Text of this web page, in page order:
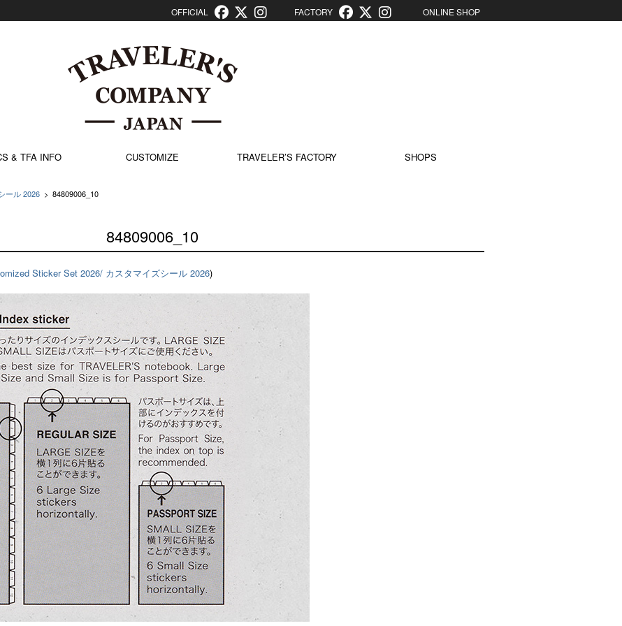
OFFICIAL FACTORY ONLINE SHOP
& TFA INFO CUSTOMIZE TRAVELER’S FACTORY SHOPS
ール 2026 > 84809006_10
84809006_10
Sticker Set 2026/ カスタマイズシール 2026)